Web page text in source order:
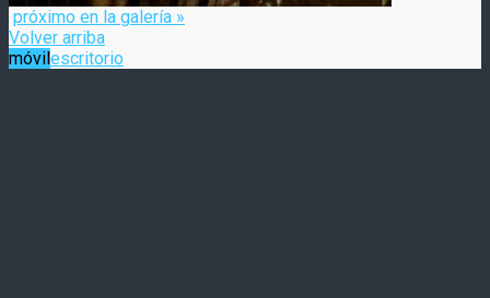
próximo en la galería »
Volver arriba
móvilescritorio